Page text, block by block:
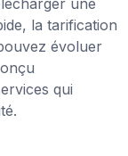
la tarification
évoluer
qui